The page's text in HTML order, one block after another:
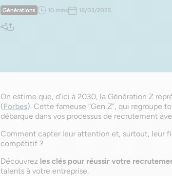
Générations 10 mins 18/03/2025
On estime que, d’ici à 2030, la Génération Z
(Forbes). Cette fameuse “Gen Z”, qui regroupe
débarque dans vos processus de recrutement
Comment capter leur attention et, surtout, leur
compétitif ?
Découvrez les clés pour réussir votre
talents à votre entreprise.